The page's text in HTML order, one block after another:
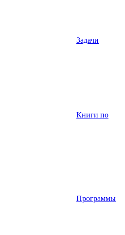
Задачи
Книги по
Программы